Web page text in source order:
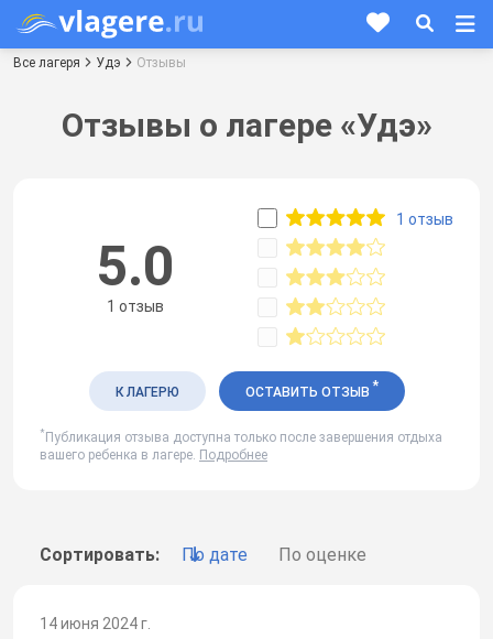
Все лагеря Удэ Отзывы
Отзывы о лагере «Удэ»
Сортировать: По дате По оценке
14 июня 2024 г.
5.0
1 отзыв
1 отзыв
К ЛАГЕРЮ ОСТАВИТЬ ОТЗЫВ *
* Публикация отзыва доступна только после завершения отдыха
вашего ребенка в лагере. Подробнее